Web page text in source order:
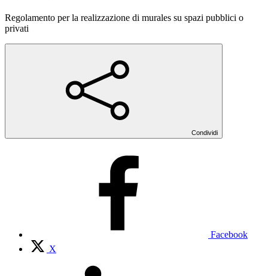
Regolamento per la realizzazione di murales su spazi pubblici o
privati
Condividi
Facebook
X